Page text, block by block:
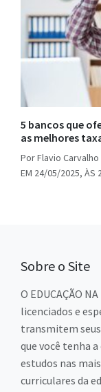
5 bancos que
as melhores
Por Flavio Carvalho
EM 24/05/2025, ÀS
Sobre o Site
O EDUCAÇÃO
licenciados e
transmitem
que você tenha
estudos nas
curriculares da